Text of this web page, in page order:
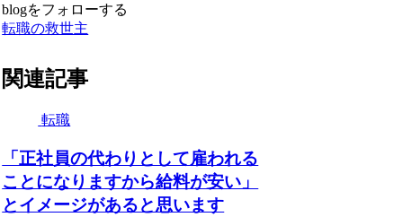
blogをフォローする
転職の救世主
関連記事
転職
「正社員の代わりとして雇われる
ことになりますから給料が安い」
とイメージがあると思います